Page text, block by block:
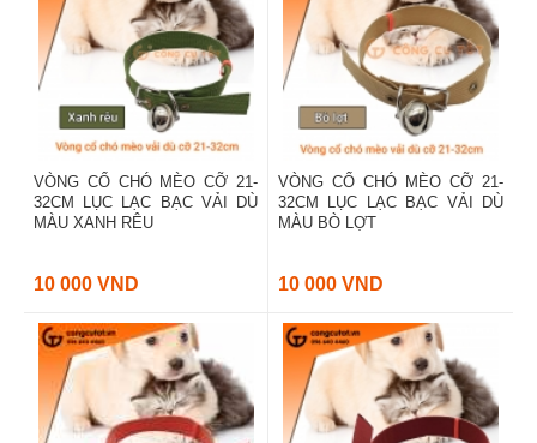
VÒNG CỔ CHÓ MÈO CỠ 21-
32CM LỤC LẠC BẠC VẢI DÙ
MÀU XANH RÊU
10 000 VND
VÒNG CỔ CHÓ MÈO CỠ 21-
32CM LỤC LẠC BẠC VẢI DÙ
MÀU BÒ LỢT
10 000 VND